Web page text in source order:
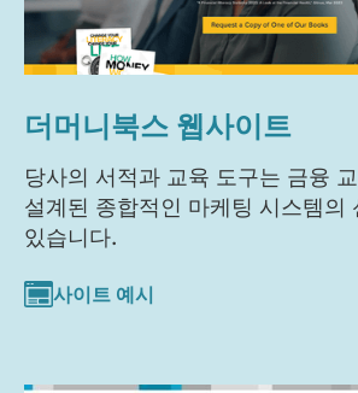
더머니북스 웹사이트
당사의 서적과 교육 도구는 금융
설계된 종합적인 마케팅 시스템의
있습니다.
사이트 예시